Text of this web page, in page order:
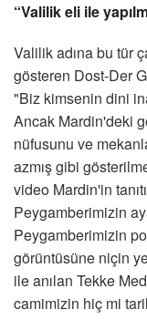
“Valilik eli ile
Valilik adına bu tür
gösteren Dost-Der
"Biz kimsenin dini
Ancak Mardin'deki
nüfusunu ve
azmış gibi
video Mardin'in
Peygamberimizin
Peygamberimizin
görüntüsüne niçin
ile anılan Tekke
camimizin hiç mi